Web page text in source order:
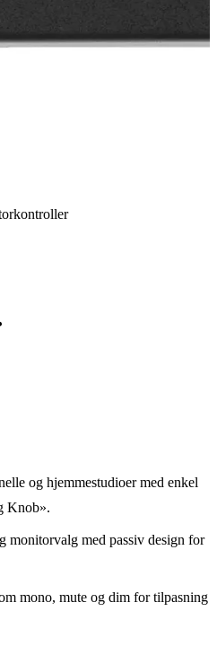
og hjemmestudioer med enkel
Knob».
monitorvalg med passiv design for
mono, mute og dim for tilpasning